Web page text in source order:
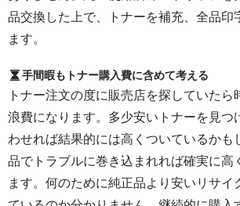
品交換した上で、トナーを補充、全品印
ます。
手間暇もトナー購入費に含めて考える
トナー注文の度に販売店を探していたら
浪費になります。多少安いトナーを見つ
わせれば結果的には高くついているかも
品でトラブルに巻き込まれれば確実に高
ます。何のために純正品より安いリサイ